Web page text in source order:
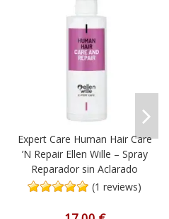
Expert Care Human Hair Care
’N Repair Ellen Wille – Spray
Reparador sin Aclarado
(1 reviews)